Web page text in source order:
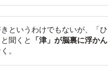
というわけでもないが、「ひ
聞くと
「津」が脳裏に浮かん
。